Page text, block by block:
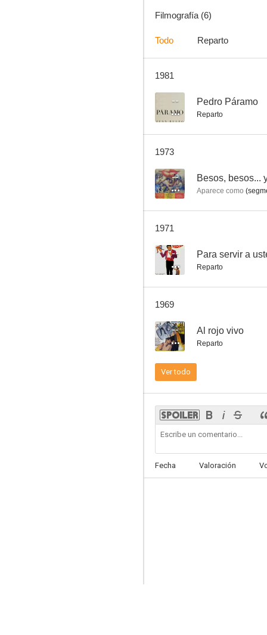
Filmografía (6)
Todo Reparto
1981
-- Pedro Páramo
Reparto
1973
-- Besos, besos...
Aparece como
1971
-- Para servir a
Reparto
1969
-- Al rojo vivo
Reparto
Ver todo
Fecha Valoración